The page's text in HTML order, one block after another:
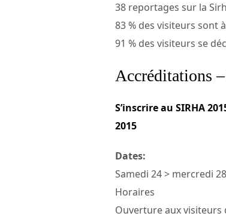
38 reportages sur la
83 % des visiteurs sont
91 % des visiteurs se
Accréditations
S’inscrire au SIRHA
2015
Dates:
Samedi 24 > mercredi
Horaires
Ouverture aux visiteurs